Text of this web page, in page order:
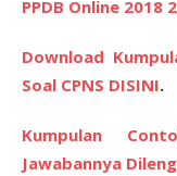
PPDB Online 2018
Download
Soal CPNS DISINI.
Kumpulan
Jawabannya